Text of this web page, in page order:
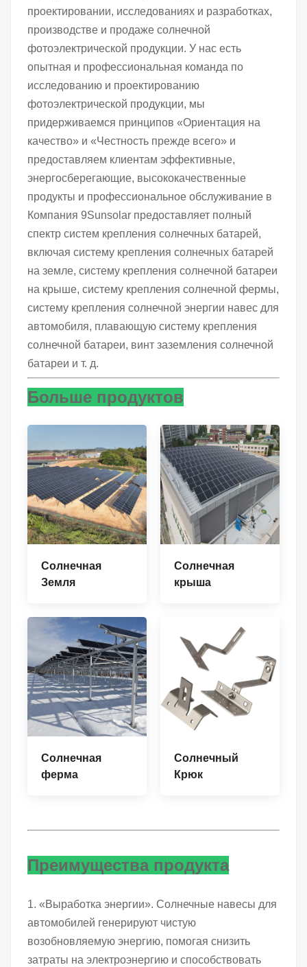
проектировании, исследованиях и разработках,
производстве и продаже солнечной
фотоэлектрической продукции. У нас есть
опытная и профессиональная команда по
исследованию и проектированию
фотоэлектрической продукции, мы
придерживаемся принципов «Ориентация на
качество» и «Честность прежде всего» и
предоставляем клиентам эффективные,
энергосберегающие, высококачественные
продукты и профессиональное обслуживание в
Компания 9Sunsolar предоставляет полный
спектр систем крепления солнечных батарей,
включая систему крепления солнечных батарей
на земле, систему крепления солнечной батареи
на крыше, систему крепления солнечной фермы,
систему крепления солнечной энергии навес для
автомобиля, плавающую систему крепления
солнечной батареи, винт заземления солнечной
батареи и т. д.
Больше продуктов
Солнечная
Земля
Солнечная
крыша
Солнечная
ферма
Солнечный
Крюк
Преимущества продукта
1. «Выработка энергии». Солнечные навесы для
автомобилей генерируют чистую
возобновляемую энергию, помогая снизить
затраты на электроэнергию и способствовать